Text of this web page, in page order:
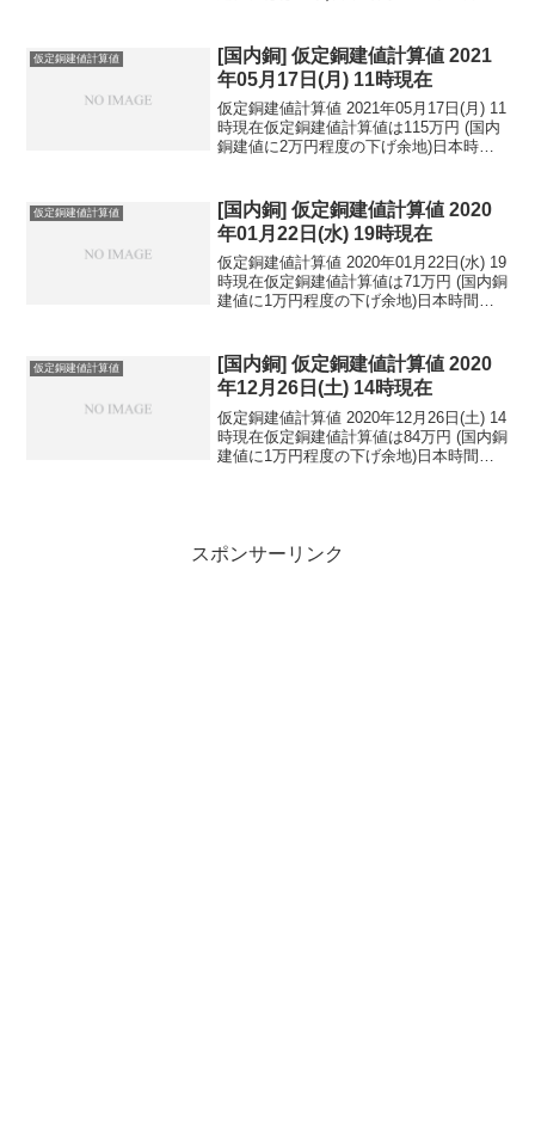
円...
仮定銅建値計算値
[国内銅] 仮定銅建値計算値 2021
年05月17日(月) 11時現在
仮定銅建値計算値 2021年05月17日(月) 11
時現在仮定銅建値計算値は115万円 (国内
銅建値に2万円程度の下げ余地)日本時間
民元：...
仮定銅建値計算値
[国内銅] 仮定銅建値計算値 2020
年01月22日(水) 19時現在
仮定銅建値計算値 2020年01月22日(水) 19
時現在仮定銅建値計算値は71万円 (国内銅
建値に1万円程度の下げ余地)日本時間
民元：1...
仮定銅建値計算値
[国内銅] 仮定銅建値計算値 2020
年12月26日(土) 14時現在
仮定銅建値計算値 2020年12月26日(土) 14
時現在仮定銅建値計算値は84万円 (国内銅
建値に1万円程度の下げ余地)日本時間
スポンサーリンク